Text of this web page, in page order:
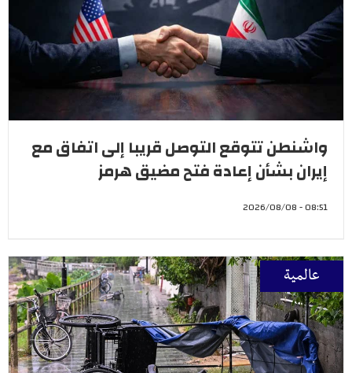
واشنطن تتوقع التوصل قريبا إلى اتفاق مع
إيران بشأن إعادة فتح مضيق هرمز
08:51 - 2026/08/08
عالمية